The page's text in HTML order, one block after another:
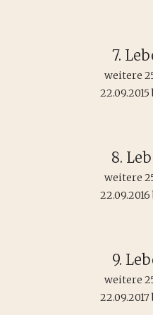
7.
weitere
22.09.2015
8.
weitere
22.09.2016
9.
weitere
22.09.2017